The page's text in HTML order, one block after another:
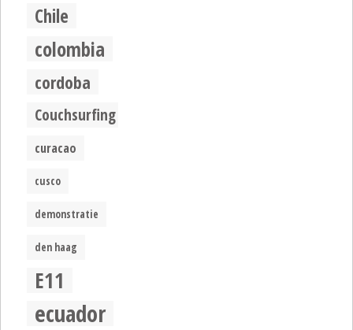
Chile
colombia
cordoba
Couchsurfing
curacao
cusco
demonstratie
den haag
E11
ecuador